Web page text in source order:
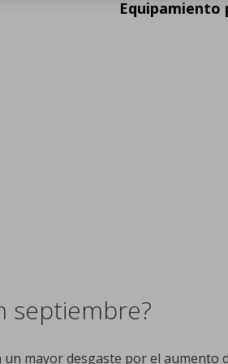
Equipamiento
septiembre?
mayor desgaste por el